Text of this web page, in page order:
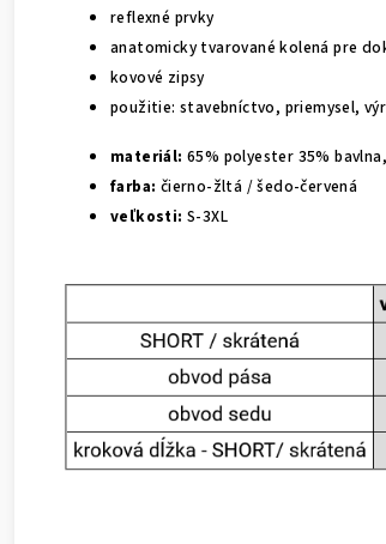
reflexné prvky
anatomicky tvarované kolená pre
kovové zipsy
použitie: stavebníctvo, priemysel,
materiál: 65% polyester 35%
farba: čierno-žltá / šedo-červená
veľkosti: S-3XL